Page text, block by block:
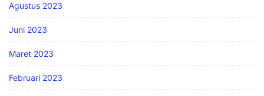
Agustus 2023
Juni 2023
Maret 2023
Februari 2023